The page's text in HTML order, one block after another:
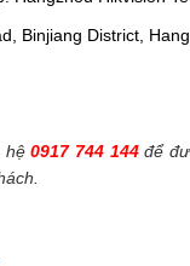
Binjiang District,
hệ0917 744 144để